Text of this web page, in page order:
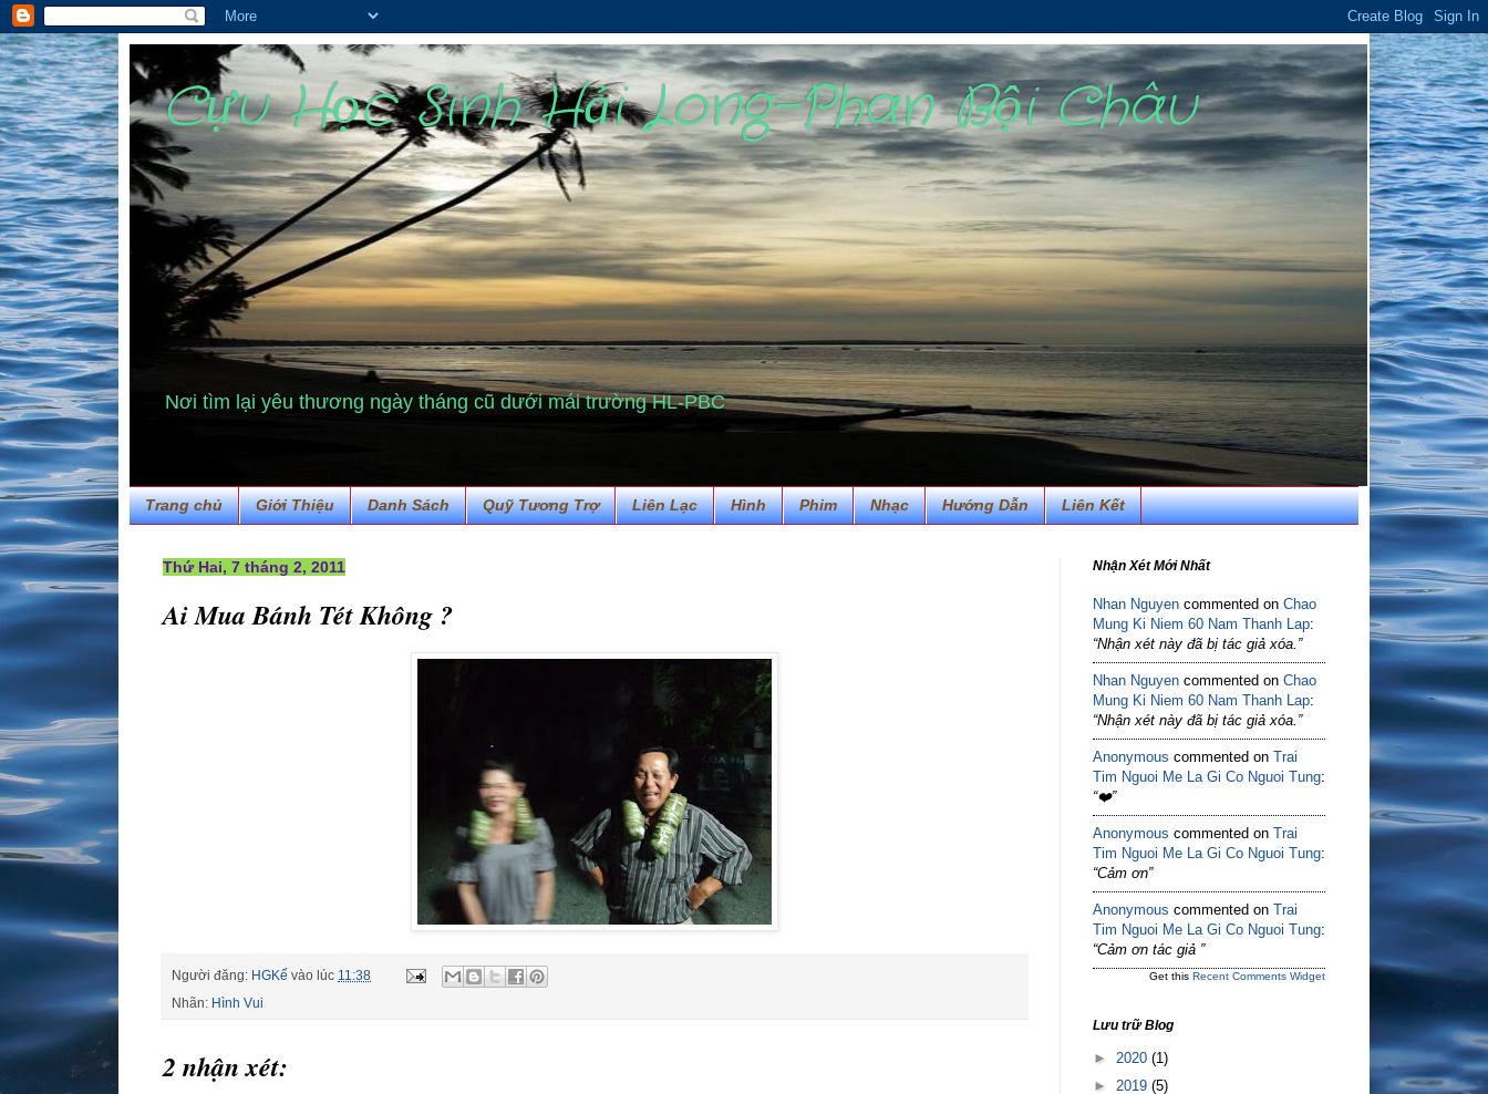
Cựu Học Sinh Hải Long-Phan Bội Châu
Nơi tìm lại yêu thương ngày tháng cũ dưới mái trường HL-PBC
Trang chủ Giới Thiệu Danh Sách Quỹ Tương Trợ Liên Lạc Hình Phim Nhạc Hướng Dẫn Liên Kết
Thứ Hai, 7 tháng 2, 2011
Ai Mua Bánh Tét Không ?
Người đăng: HGKế vào lúc 11:38
Nhãn: Hình Vui
2 nhận xét:
Nhận Xét Mới Nhất
Nhan Nguyen commented on Chao
Mung Ki Niem 60 Nam Thanh Lap:
“Nhận xét này đã bị tác giả xóa.”
Nhan Nguyen commented on Chao
Mung Ki Niem 60 Nam Thanh Lap:
“Nhận xét này đã bị tác giả xóa.”
Anonymous commented on Trai
Tim Nguoi Me La Gi Co Nguoi Tung:
“❤️”
Anonymous commented on Trai
Tim Nguoi Me La Gi Co Nguoi Tung:
“Cảm ơn”
Anonymous commented on Trai
Tim Nguoi Me La Gi Co Nguoi Tung:
“Cảm ơn tác giả ”
Get this Recent Comments Widget
Lưu trữ Blog
► 2020 (1)
► 2019 (5)